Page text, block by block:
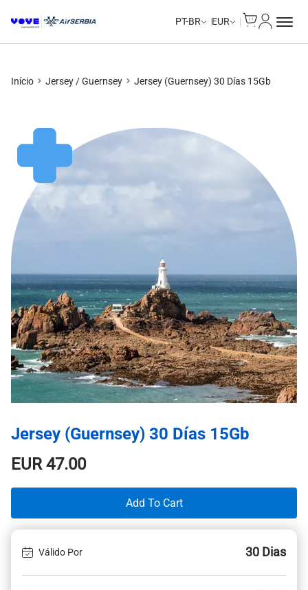
PT-BR EUR
Início Jersey / Guernsey Jersey (Guernsey) 30 Días 15Gb
Jersey (Guernsey) 30 Días 15Gb
EUR47.00
Add To Cart
Válido Por 30 Dias